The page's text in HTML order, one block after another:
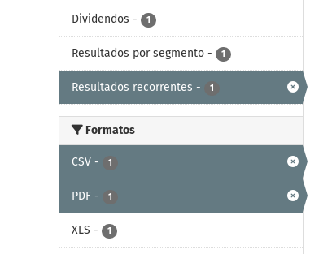
Dividendos - 1
Resultados por segmento - 1
Resultados recorrentes - 1
Formatos
CSV - 1
PDF - 1
XLS - 1